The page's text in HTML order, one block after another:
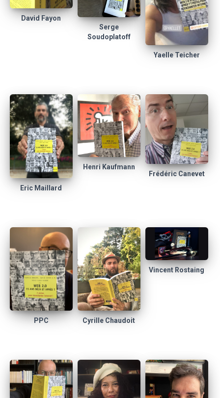
David Fayon
Serge
Soudoplatoff
Yaelle Teicher
Eric Maillard
Henri Kaufmann
Frédéric Canevet
PPC Cyrille Chaudoit
Vincent Rostaing